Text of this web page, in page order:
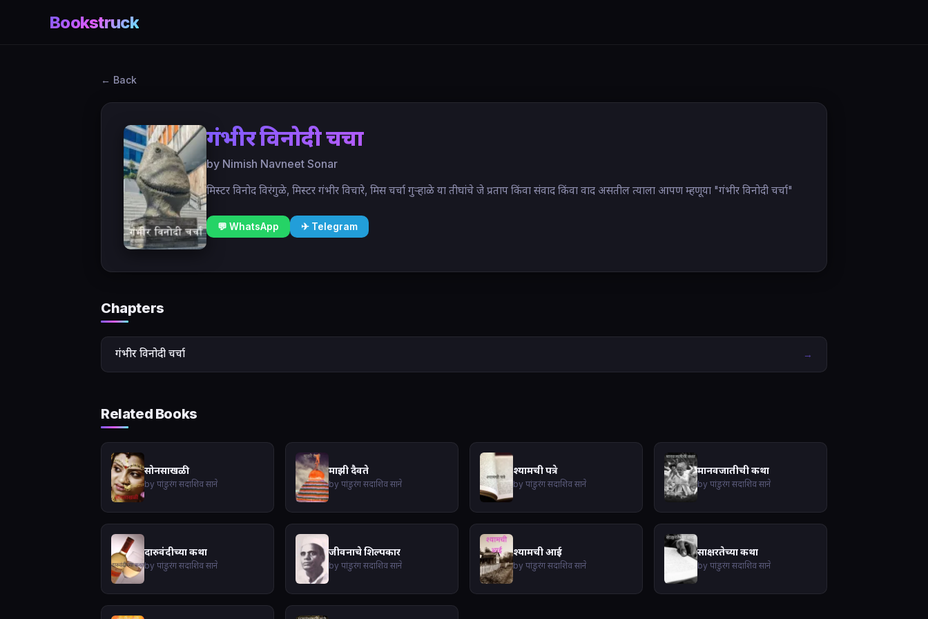
Bookstruck
← Back
गंभीर विनोदी चर्चा
by Nimish Navneet Sonar
मिस्टर विनोद विरंगुळे, मिस्टर गंभीर विचारे, मिस चर्चा गुऱ्हाळे या तीघांचे जे प्रताप किंवा संवाद किंवा वाद असतील त्याला आपण म्हणूया "गंभीर विनोदी चर्चा"
💬 WhatsApp ✈ Telegram
Chapters
गंभीर विनोदी चर्चा →
Related Books
सोनसाखळी
by पांडुरंग सदाशिव साने
माझी दैवते
by पांडुरंग सदाशिव साने
श्यामची पत्रे
by पांडुरंग सदाशिव साने
मानवजातीची कथा
by पांडुरंग सदाशिव साने
दारुवंदीच्या कथा
by पांडुरंग सदाशिव साने
जीवनाचे शिल्पकार
by पांडुरंग सदाशिव साने
श्यामची आई
by पांडुरंग सदाशिव साने
साक्षरतेच्या कथा
by पांडुरंग सदाशिव साने